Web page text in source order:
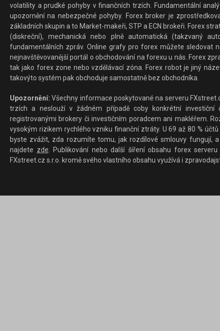
volatility a prudké pohyby v finančních trzích. Fundamentální
upozornění na nebezpečné pohyby. Forex broker je
základních skupin a to Market-makeři, STP a ECN brokeři. Forex
(diskreční), mechanická nebo plně automatická (takzvaný
fundamentálních zpráv. Online grafy pro forex můžete sledovat
nejnavštěvovanější portál o obchodování na forexu u nás. Forex
tak jako forex zone nebo vzdělávací zóna. Forex robot je jiný
takovýto systém pak obchoduje samostatně bez obchodníka.
Upozornění: Všechny informace poskytované na serveru
trzích a neslouží v žádném případě coby konkrétní investiční
registrovanými brokery či investičním poradcem ani makléřem.
vysokým rizikem rychlého vzniku finanční ztráty. U 69 až 80 %
byste zvážit, zda rozumíte tomu, jak rozdílové smlouvy fungují,
najdete zde. Publikování nebo další šíření obsahu forex
FXstreet.cz s.r.o. kromě svého vlastního obsahu využívá i